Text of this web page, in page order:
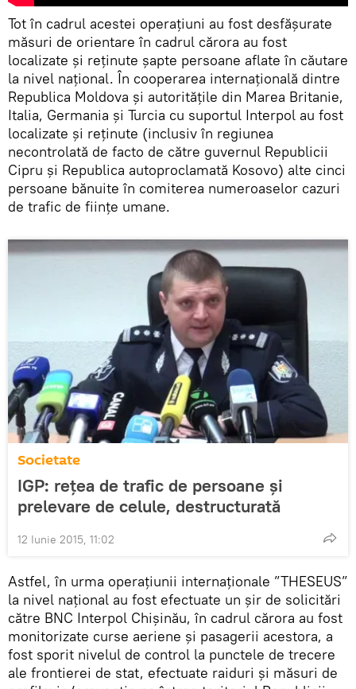
Tot în cadrul acestei operațiuni au fost desfășurate
măsuri de orientare în cadrul cărora au fost
localizate și reținute șapte persoane aflate în căutare
la nivel național. În cooperarea internațională dintre
Republica Moldova și autoritățile din Marea Britanie,
Italia, Germania și Turcia cu suportul Interpol au fost
localizate și reținute (inclusiv în regiunea
necontrolată de facto de către guvernul Republicii
Cipru și Republica autoproclamată Kosovo) alte cinci
persoane bănuite în comiterea numeroaselor cazuri
de trafic de ființe umane.
Societate
IGP: reţea de trafic de persoane şi
prelevare de celule, destructurată
12 Iunie 2015, 11:02
Astfel, în urma operațiunii internaționale ”THESEUS”
la nivel național au fost efectuate un șir de solicitări
către BNC Interpol Chișinău, în cadrul cărora au fost
monitorizate curse aeriene și pasagerii acestora, a
fost sporit nivelul de control la punctele de trecere
ale frontierei de stat, efectuate raiduri și măsuri de